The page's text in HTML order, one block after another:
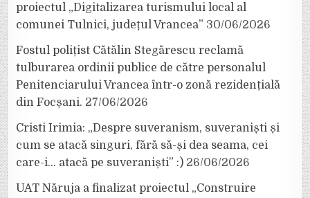
proiectul „Digitalizarea turismului local al
comunei Tulnici, județul Vrancea” 30/06/2026
Fostul polițist Cătălin Stegărescu reclamă
tulburarea ordinii publice de către personalul
Penitenciarului Vrancea într-o zonă rezidențială
din Focșani. 27/06/2026
Cristi Irimia: „Despre suveranism, suveraniști și
cum se atacă singuri, fără să-și dea seama, cei
care-i… atacă pe suveraniști” :) 26/06/2026
UAT Năruja a finalizat proiectul „Construire